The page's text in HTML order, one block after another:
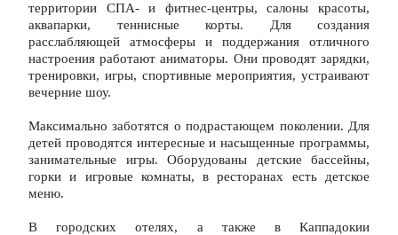
территории СПА- и фитнес-центры, салоны красоты,
аквапарки, теннисные корты. Для создания
расслабляющей атмосферы и поддержания отличного
настроения работают аниматоры. Они проводят зарядки,
тренировки, игры, спортивные мероприятия, устраивают
вечерние шоу.
Максимально заботятся о подрастающем поколении. Для
детей проводятся интересные и насыщенные программы,
занимательные игры. Оборудованы детские бассейны,
горки и игровые комнаты, в ресторанах есть детское
меню.
В городских отелях, а также в Каппадокии